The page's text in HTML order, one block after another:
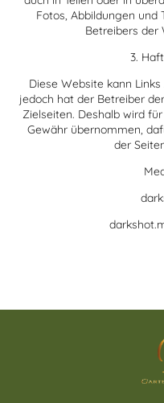
Fotos, Abbildungen und
Betreibers der
3.
Diese Website kann
jedoch hat der Betreiber
Zielseiten. Deshalb wird
Gewähr übernommen,
der